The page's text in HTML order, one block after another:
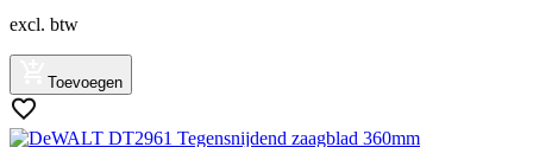
excl. btw
Toevoegen